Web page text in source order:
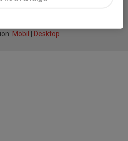
Mobil Desktop